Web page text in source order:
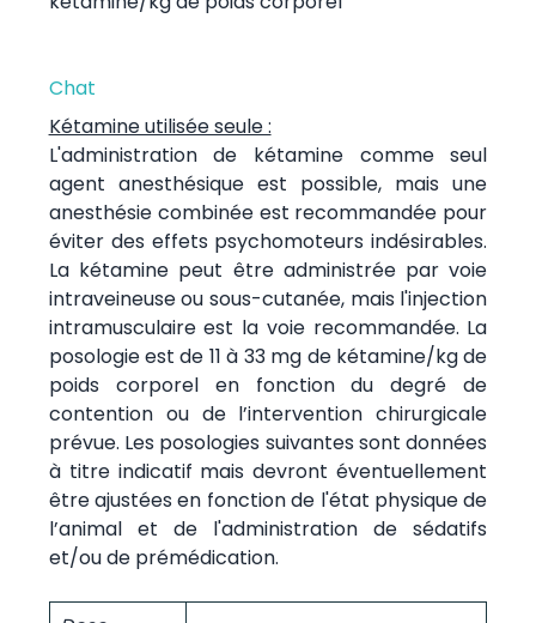
Chat
Kétamine utilisée seule :
L'administration de kétamine comme seul
agent anesthésique est possible, mais une
anesthésie combinée est recommandée pour
éviter des effets psychomoteurs indésirables.
La kétamine peut être administrée par voie
intraveineuse ou sous-cutanée, mais l'injection
intramusculaire est la voie recommandée. La
posologie est de 11 à 33 mg de kétamine/kg de
poids corporel en fonction du degré de
contention ou de l’intervention chirurgicale
prévue. Les posologies suivantes sont données
à titre indicatif mais devront éventuellement
être ajustées en fonction de l'état physique de
l’animal et de l'administration de sédatifs
et/ou de prémédication.